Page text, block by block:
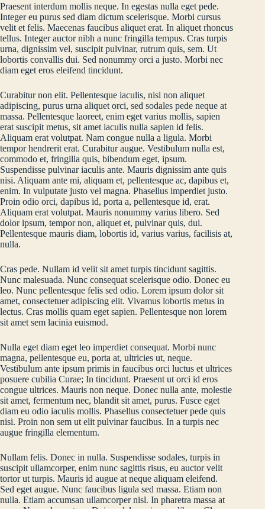
Praesent interdum mollis neque. In egestas nulla eget pede.
Integer eu purus sed diam dictum scelerisque. Morbi cursus
velit et felis. Maecenas faucibus aliquet erat. In aliquet rhoncus
tellus. Integer auctor nibh a nunc fringilla tempus. Cras turpis
urna, dignissim vel, suscipit pulvinar, rutrum quis, sem. Ut
lobortis convallis dui. Sed nonummy orci a justo. Morbi nec
diam eget eros eleifend tincidunt.
Curabitur non elit. Pellentesque iaculis, nisl non aliquet
adipiscing, purus urna aliquet orci, sed sodales pede neque at
massa. Pellentesque laoreet, enim eget varius mollis, sapien
erat suscipit metus, sit amet iaculis nulla sapien id felis.
Aliquam erat volutpat. Nam congue nulla a ligula. Morbi
tempor hendrerit erat. Curabitur augue. Vestibulum nulla est,
commodo et, fringilla quis, bibendum eget, ipsum.
Suspendisse pulvinar iaculis ante. Mauris dignissim ante quis
nisi. Aliquam ante mi, aliquam et, pellentesque ac, dapibus et,
enim. In vulputate justo vel magna. Phasellus imperdiet justo.
Proin odio orci, dapibus id, porta a, pellentesque id, erat.
Aliquam erat volutpat. Mauris nonummy varius libero. Sed
dolor ipsum, tempor non, aliquet et, pulvinar quis, dui.
Pellentesque mauris diam, lobortis id, varius varius, facilisis at,
nulla.
Cras pede. Nullam id velit sit amet turpis tincidunt sagittis.
Nunc malesuada. Nunc consequat scelerisque odio. Donec eu
leo. Nunc pellentesque felis sed odio. Lorem ipsum dolor sit
amet, consectetuer adipiscing elit. Vivamus lobortis metus in
lectus. Cras mollis quam eget sapien. Pellentesque non lorem
sit amet sem lacinia euismod.
Nulla eget diam eget leo imperdiet consequat. Morbi nunc
magna, pellentesque eu, porta at, ultricies ut, neque.
Vestibulum ante ipsum primis in faucibus orci luctus et ultrices
posuere cubilia Curae; In tincidunt. Praesent ut orci id eros
congue ultrices. Mauris non neque. Donec nulla ante, molestie
sit amet, fermentum nec, blandit sit amet, purus. Fusce eget
diam eu odio iaculis mollis. Phasellus consectetuer pede quis
nisi. Proin non sem ut elit pulvinar faucibus. In a turpis nec
augue fringilla elementum.
Nullam felis. Donec in nulla. Suspendisse sodales, turpis in
suscipit ullamcorper, enim nunc sagittis risus, eu auctor velit
tortor ut turpis. Mauris id augue at neque aliquam eleifend.
Sed eget augue. Nunc faucibus ligula sed massa. Etiam non
nulla. Etiam accumsan ullamcorper nisl. In pharetra massa at